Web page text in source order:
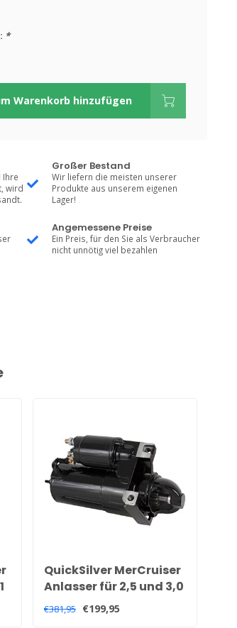
*
Warenkorb hinzufügen
Ihre
wird
Großer Bestand
Wir liefern die meisten unserer
Produkte aus unserem eigenen
Lager!
Angemessene Preise
Ein Preis, für den Sie als Verbraucher
nicht unnötig viel bezahlen
QuickSilver MerCruiser
Anlasser für 2,5 und 3,0
Liter Motoren 50-
806965A4
€381,95 €199,95